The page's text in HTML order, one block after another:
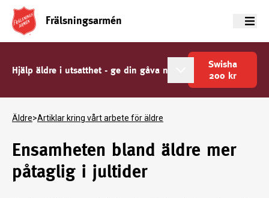
Frälsningsarmén Meny
Hjälp äldre i utsatthet - ge din gåva nu
Swisha
200 kr
Äldre>Artiklar kring vårt arbete för äldre
Ensamheten bland äldre mer
påtaglig i jultider